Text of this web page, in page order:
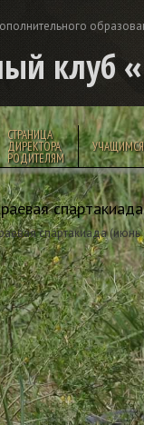
клуб
СТРАНИЦА
ДИРЕКТОРА,
РОДИТЕЛЯМ
УЧАЩИМСЯ
спартакиада
спартакиада (июнь